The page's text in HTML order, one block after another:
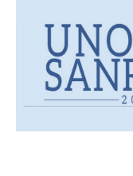
letizia